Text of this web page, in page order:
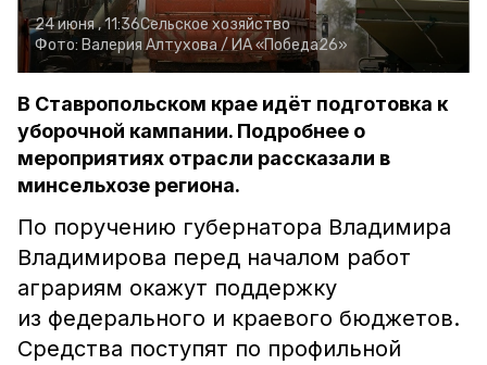
24 июня , 11:36Сельское хозяйство
Фото: Валерия Алтухова /ИА «Победа26»
В Ставропольском крае идёт подготовка к
уборочной кампании. Подробнее о
мероприятиях отрасли рассказали в
минсельхозе региона.
По поручению губернатора Владимира
Владимирова перед началом работ
аграриям окажут поддержку
из федерального и краевого бюджетов.
Средства поступят по профильной